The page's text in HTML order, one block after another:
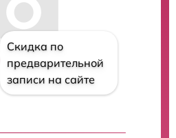
Скидка по
предварительной
записи на сайте